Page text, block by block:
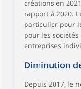
créations en
rapport à 2020.
particulier pour
pour les sociétés
entreprises
Diminution
Depuis 2017, le